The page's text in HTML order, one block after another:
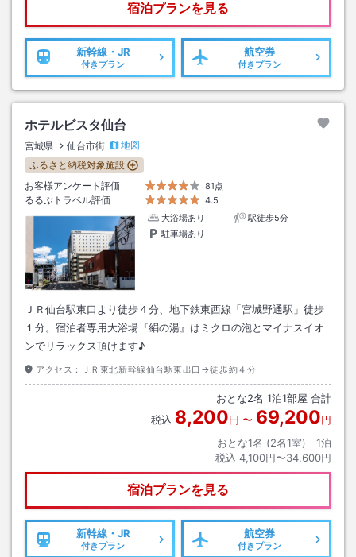
宿泊プランを見る
新幹線・JR
付きプラン
航空券
付きプラン
ホテルビスタ仙台
宮城県 仙台市街
地図
ふるさと納税対象施設
お客様アンケート評価
81点
るるぶトラベル評価
4.5
大浴場あり
駅徒歩5分
駐車場あり
ＪＲ仙台駅東口より徒歩４分、地下鉄東西線「宮城野通駅」徒歩
１分。宿泊者専用大浴場『絹の湯』はミクロの泡とマイナスイオ
ンでリラックス頂けます♪
アクセス： ＪＲ東北新幹線仙台駅東出口→徒歩約４分
おとな2名 1泊1部屋 合計
税込 8,200円 〜 69,200円
おとな1名 (2名1室)｜ 1泊
税込 4,100円〜34,600円
宿泊プランを見る
新幹線・JR
付きプラン
航空券
付きプラン